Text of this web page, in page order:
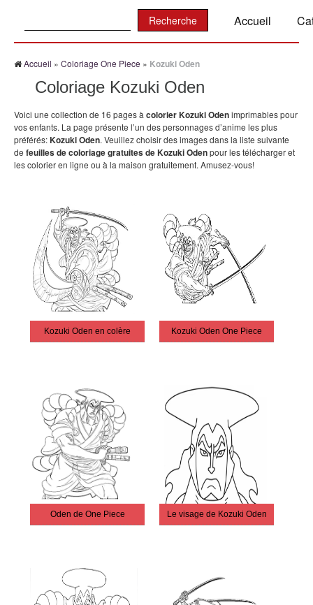
Accueil
Accueil » Coloriage One Piece » Kozuki Oden
Coloriage Kozuki Oden
Voici une collection de 16 pages à colorier Kozuki Odenimprimables pour
vos enfants. La page présente l’un des personnages d’anime les plus
préférés:Kozuki Oden. Veuillez choisir des images dans la liste suivante
de feuilles de coloriage gratuites de Kozuki Odenpour les télécharger et
les colorier en ligne ou à la maison gratuitement. Amusez-vous!
Kozuki Oden en colère Kozuki Oden One Piece
Oden de One Piece Le visage de Kozuki Oden